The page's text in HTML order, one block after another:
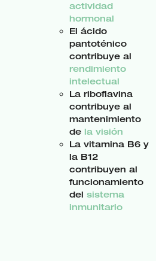
actividad
hormonal
El ácido
pantoténico
contribuye al
rendimiento
intelectual
La riboflavina
contribuye al
mantenimiento
de la visión
La vitamina B6 y
la B12
contribuyen al
funcionamiento
del sistema
inmunitario